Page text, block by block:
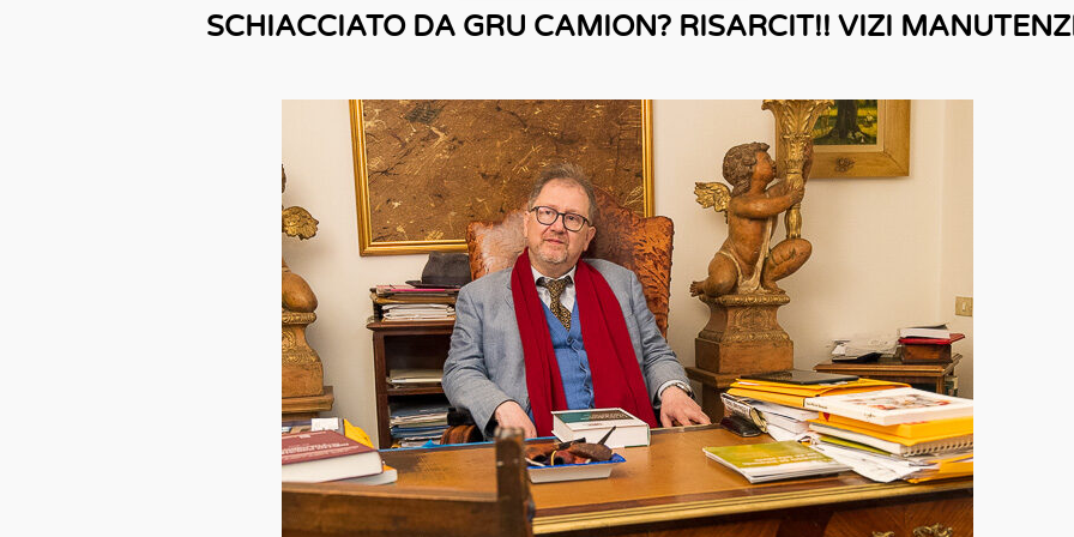
SCHIACCIATO DA GRU CAMION? RISARCIT!! VIZI